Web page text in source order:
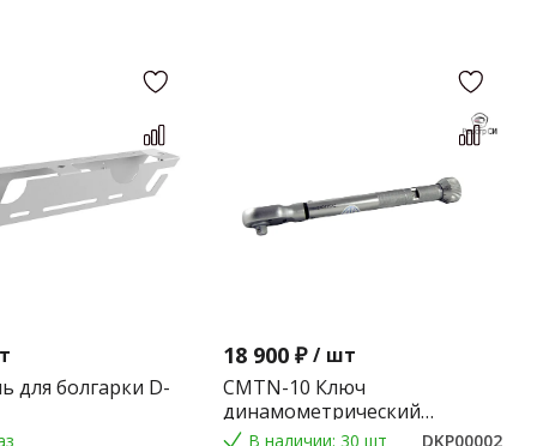
для болгарки D-
18 900 ₽ / шт
CMTN-10 Ключ
динамометрический
предельного типа 2-10 Nm.
В наличии: 30 шт
DKP00002